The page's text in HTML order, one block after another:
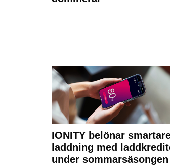
IONITY belönar
laddning med
under sommarsäsongen